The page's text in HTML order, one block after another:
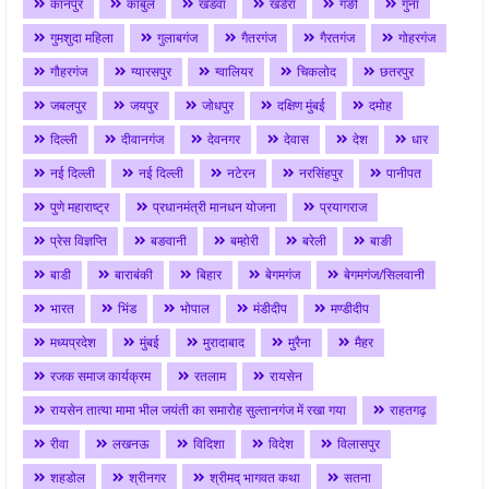
गुमशुदा महिला
गुलाबगंज गैतरगंज गैरतगंज
गोहरगंज
गौहरगंज
ग्यारसपुर ग्वालियर चिकलोद
छतरपुर
जबलपुर
जयपुर जोधपुर दक्षिण मुंबई
दमोह
दिल्ली
दीवानगंज देवनगर देवास देश
धार
नई दिल्ली
नई दिल्ली नटेरन नरसिंहपुर
पानीपत
पुणे महाराष्ट्र
प्रधानमंत्री मानधन योजना
प्रयागराज
प्रेस विज्ञप्ति
बङवानी बम्होरी बरेली
बाङी
बाडी
बाराबंकी बिहार बेगमगंज
बेगमगंज/सिलवानी
भारत
भिंड भोपाल मंडीदीप
मण्डीदीप
मध्यप्रदेश
मुंबई मुरादाबाद मुरैना
मैहर
रजक समाज कार्यक्रम
रतलाम
रायसेन
रायसेन तात्या मामा भील जयंती का समारोह सुल्तानगंज में रखा गया
राहतगढ़
रीवा
लखनऊ विदिशा विदेश
विलासपुर
शहडोल
श्रीनगर श्रीमद् भागवत कथा सतना